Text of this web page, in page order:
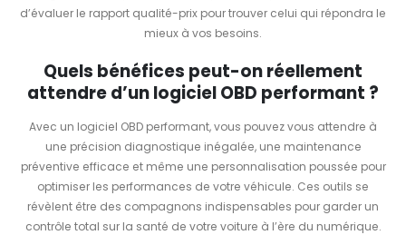
d’évaluer le rapport qualité-prix pour trouver celui qui répondra le
mieux à vos besoins.
Quels bénéfices peut-on réellement
attendre d’un logiciel OBD performant ?
Avec un logiciel OBD performant, vous pouvez vous attendre à
une précision diagnostique inégalée, une maintenance
préventive efficace et même une personnalisation poussée pour
optimiser les performances de votre véhicule. Ces outils se
révèlent être des compagnons indispensables pour garder un
contrôle total sur la santé de votre voiture à l’ère du numérique.